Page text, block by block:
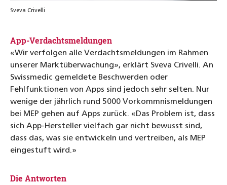
Sveva Crivelli
App-Verdachtsmeldungen
«Wir verfolgen alle Verdachtsmeldungen im Rahmen
unserer Marktüberwachung», erklärt Sveva Crivelli. An
Swissmedic gemeldete Beschwerden oder
Fehlfunktionen von Apps sind jedoch sehr selten. Nur
wenige der jährlich rund 5000 Vorkommnismeldungen
bei MEP gehen auf Apps zurück. «Das Problem ist, dass
sich App-Hersteller vielfach gar nicht bewusst sind,
dass das, was sie entwickeln und vertreiben, als MEP
eingestuft wird.»
Die Antworten